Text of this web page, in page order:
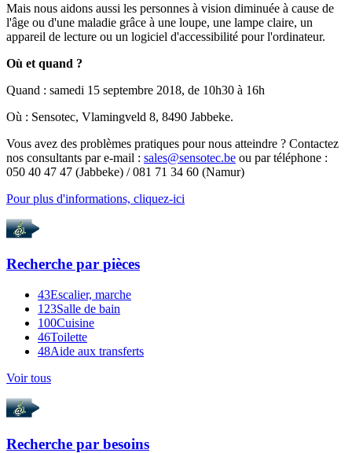
Mais nous aidons aussi les personnes à vision diminuée à cause de
l'âge ou d'une maladie grâce à une loupe, une lampe claire, un
appareil de lecture ou un logiciel d'accessibilité pour l'ordinateur.
Où et quand ?
Quand : samedi 15 septembre 2018, de 10h30 à 16h
Où : Sensotec, Vlamingveld 8, 8490 Jabbeke.
Vous avez des problèmes pratiques pour nous atteindre ? Contactez
nos consultants par e-mail : sales@sensotec.be ou par téléphone :
050 40 47 47 (Jabbeke) / 081 71 34 60 (Namur)
Pour plus d'informations, cliquez-ici
Recherche par pièces
43Escalier, marche
123Salle de bain
100Cuisine
46Toilette
48Aide aux transferts
Voir tous
Recherche par besoins